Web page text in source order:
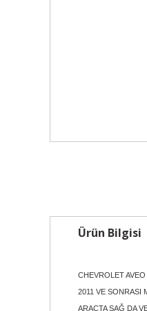
Ürün Bilgisi
CHEVROLET
2011 VE SONRASI
ARAÇTA SAĞ DA